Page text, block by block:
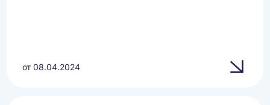
от 08.04.2024